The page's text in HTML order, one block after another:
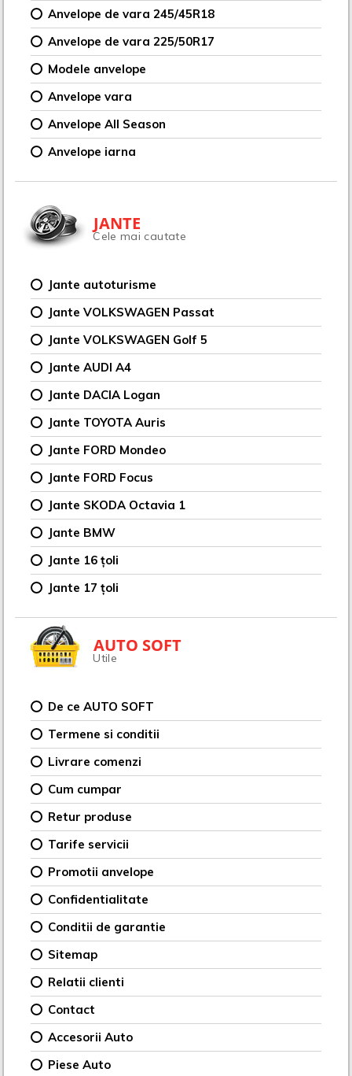
Anvelope de vara 245/45R18
Anvelope de vara 225/50R17
Modele anvelope
Anvelope vara
Anvelope All Season
Anvelope iarna
JANTE
Cele mai cautate
Jante autoturisme
Jante VOLKSWAGEN Passat
Jante VOLKSWAGEN Golf 5
Jante AUDI A4
Jante DACIA Logan
Jante TOYOTA Auris
Jante FORD Mondeo
Jante FORD Focus
Jante SKODA Octavia 1
Jante BMW
Jante 16 țoli
Jante 17 țoli
AUTO SOFT
Utile
De ce AUTO SOFT
Termene si conditii
Livrare comenzi
Cum cumpar
Retur produse
Tarife servicii
Promotii anvelope
Confidentialitate
Conditii de garantie
Sitemap
Relatii clienti
Contact
Accesorii Auto
Piese Auto